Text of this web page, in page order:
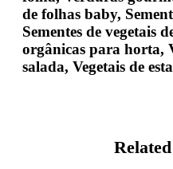
de folhas baby,
Sementes de vegetais
orgânicas para horta,
salada, Vegetais de